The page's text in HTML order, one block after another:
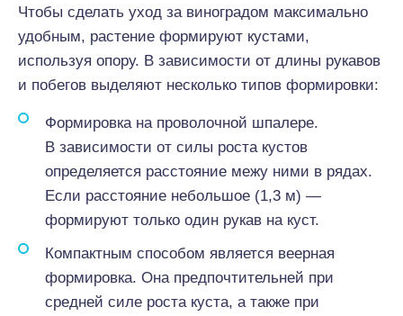
Чтобы сделать уход за виноградом максимально
удобным, растение формируют кустами,
используя опору. В зависимости от длины рукавов
и побегов выделяют несколько типов формировки:
Формировка на проволочной шпалере.
В зависимости от силы роста кустов
определяется расстояние межу ними в рядах.
Если расстояние небольшое (1,3 м) —
формируют только один рукав на куст.
Компактным способом является веерная
формировка. Она предпочтительней при
средней силе роста куста, а также при